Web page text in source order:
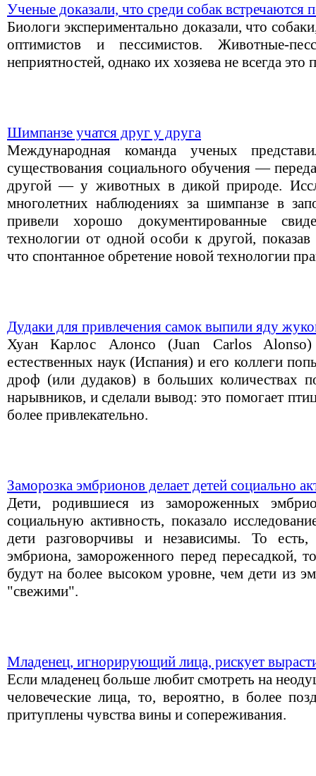
Ученые доказали, что среди собак встречаются
Биологи экспериментально доказали, что
оптимистов и пессимистов. Животные-
неприятностей, однако их хозяева не всегда это
Шимпанзе учатся друг у друга
Международная команда ученых
существования социального обучения —
другой — у животных в дикой природе.
многолетних наблюдениях за шимпанзе в
привели хорошо документированные
технологии от одной особи к другой, показав
что спонтанное обретение новой технологии
Дудаки для привлечения самок выпили яду
Хуан Карлос Алонсо (Juan Carlos Alonso)
естественных наук (Испания) и его коллеги
дроф (или дудаков) в больших количествах
нарывников, и сделали вывод: это помогает
более привлекательно.
Заморозка эмбрионов делает детей социально
Дети, родившиеся из замороженных
социальную активность, показало
дети разговорчивы и независимы. То
эмбриона, замороженного перед пересадкой,
будут на более высоком уровне, чем дети из
"свежими".
Младенец, игнорирующий лица, рискует
Если младенец больше любит смотреть на
человеческие лица, то, вероятно, в более
притуплены чувства вины и сопереживания.